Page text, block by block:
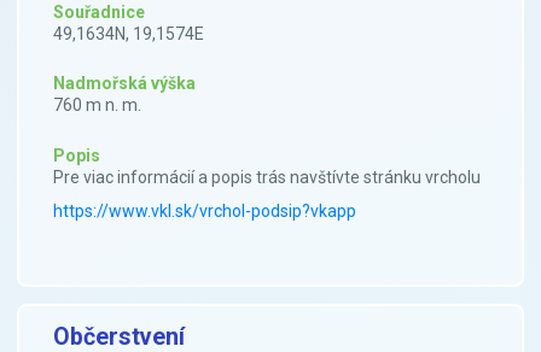
Souřadnice
49,1634N, 19,1574E
Nadmořská výška
760 m n. m.
Popis
Pre viac informácií a popis trás navštívte stránku vrcholu
https://www.vkl.sk/vrchol-podsip?vkapp
Občerstvení